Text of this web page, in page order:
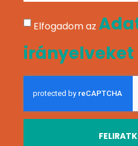
Elfogadom az
irányelveket